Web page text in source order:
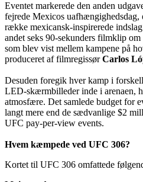
Eventet markerede den anden
fejrede Mexicos uafhængighedsdag,
række mexicansk-inspirerede
andet seks 90-sekunders filmklip
som blev vist mellem kampene på
produceret af filmregissørCarlos
Desuden foregik hver kamp i
LED-skærmbilleder inde i arenaen,
atmosfære. Det samlede budget for
langt mere end de sædvanlige $2
UFC pay-per-view events.
Hvem kæmpede ved UFC 306?
Kortet til UFC 306 omfattede